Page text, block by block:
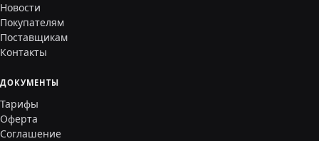
Новости
Покупателям
Поставщикам
Контакты
ДОКУМЕНТЫ
Тарифы
Оферта
Соглашение